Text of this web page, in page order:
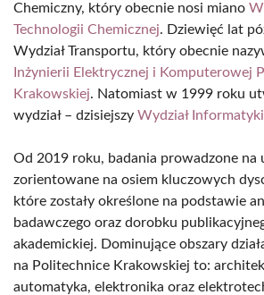
Chemiczny, który obecnie nosi miano
Technologii Chemicznej. Dziewięć lat
Wydział Transportu, który obecnie
Inżynierii Elektrycznej i Komputerowej
Krakowskiej. Natomiast w 1999 roku
wydział – dzisiejszy Wydział
Od 2019 roku, badania prowadzone na
zorientowane na osiem kluczowych
które zostały określone na podstawie
badawczego oraz dorobku
akademickiej. Dominujące obszary
na Politechnice Krakowskiej to:
automatyka, elektronika oraz